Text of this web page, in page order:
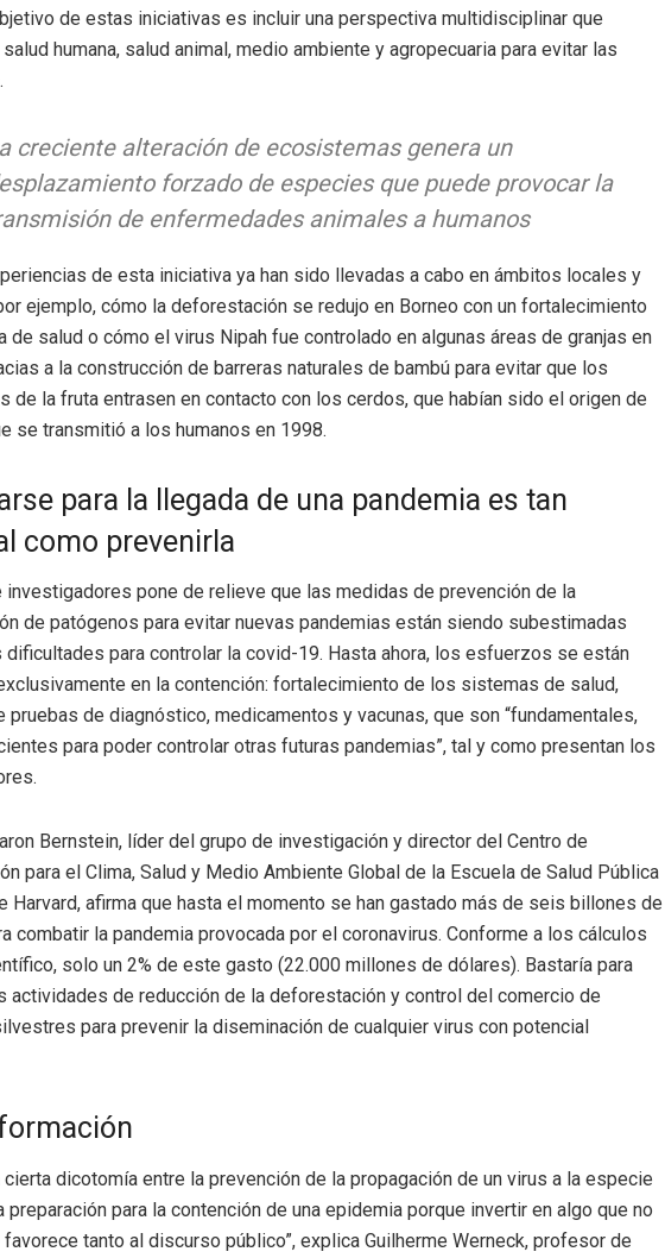
de estas iniciativas es incluir una perspectiva multidisciplinar que
humana, salud animal, medio ambiente y agropecuaria para evitar las
creciente alteración de ecosistemas genera un
forzado de especies que puede provocar la
de enfermedades animales a humanos
de esta iniciativa ya han sido llevadas a cabo en ámbitos locales y
ejemplo, cómo la deforestación se redujo en Borneo con un fortalecimiento
de salud o cómo el virus Nipah fue controlado en algunas áreas de granjas en
a la construcción de barreras naturales de bambú para evitar que los
de la fruta entrasen en contacto con los cerdos, que habían sido el origen de
se transmitió a los humanos en 1998.
para la llegada de una pandemia es tan
como prevenirla
investigadores pone de relieve que las medidas de prevención de la
de patógenos para evitar nuevas pandemias están siendo subestimadas
dificultades para controlar la covid-19. Hasta ahora, los esfuerzos se están
en la contención: fortalecimiento de los sistemas de salud,
pruebas de diagnóstico, medicamentos y vacunas, que son “fundamentales,
para poder controlar otras futuras pandemias”, tal y como presentan los
Bernstein, líder del grupo de investigación y director del Centro de
para el Clima, Salud y Medio Ambiente Global de la Escuela de Salud Pública
Harvard, afirma que hasta el momento se han gastado más de seis billones de
combatir la pandemia provocada por el coronavirus. Conforme a los cálculos
solo un 2% de este gasto (22.000 millones de dólares). Bastaría para
actividades de reducción de la deforestación y control del comercio de
para prevenir la diseminación de cualquier virus con potencial
cierta dicotomía entre la prevención de la propagación de un virus a la especie
preparación para la contención de una epidemia porque invertir en algo que no
tanto al discurso público”, explica Guilherme Werneck, profesor de